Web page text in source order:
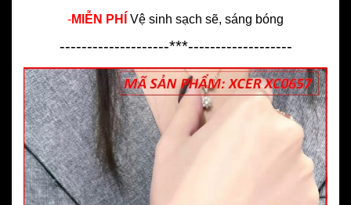
-MIỄN PHÍ Vệ sinh sạch sẽ, sáng bóng
--------------------***-------------------